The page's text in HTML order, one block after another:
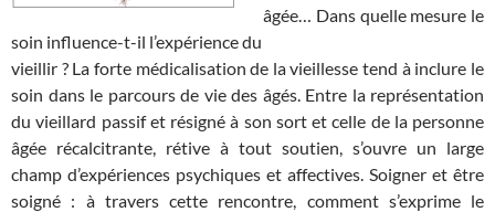
âgée… Dans quelle mesure le
soin influence-t-il l’expérience du
vieillir ? La forte médicalisation de la vieillesse tend à inclure le
soin dans le parcours de vie des âgés. Entre la représentation
du vieillard passifet résigné à son sort et celle de la personne
âgée récalcitrante, rétive à tout soutien, s’ouvre un large
champ d’expériences psychiques et affectives. Soigner et être
soigné : à travers cette rencontre, comment s’exprime le